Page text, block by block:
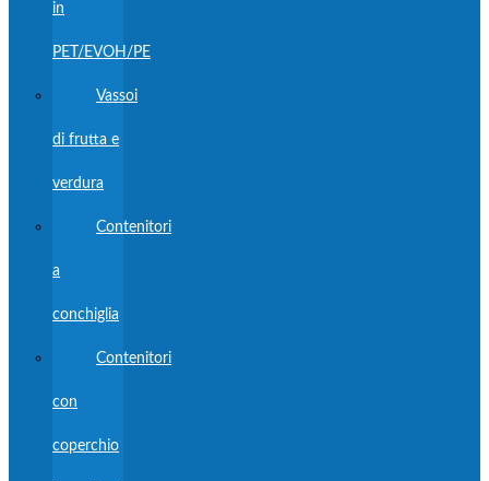
in
PET/EVOH/PE
Vassoi
di frutta e
verdura
Contenitori
a
conchiglia
Contenitori
con
coperchio